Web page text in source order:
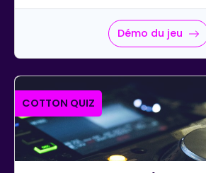
Démo du jeu
COTTON QUIZ